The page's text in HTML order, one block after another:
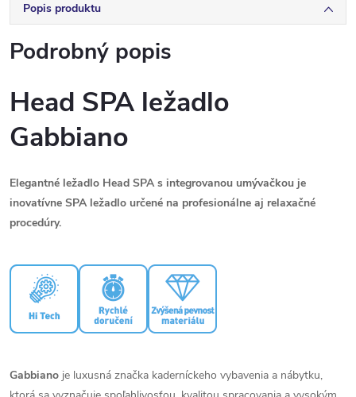
Popis produktu
Podrobný popis
Head SPA ležadlo
Gabbiano
Elegantné ležadlo Head SPA s integrovanou umývačkou je
inovatívne SPA ležadlo určené na profesionálne aj relaxačné
procedúry.
Gabbiano je luxusná značka kaderníckeho vybavenia a nábytku,